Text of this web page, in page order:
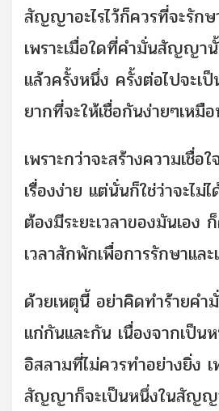
สัญญาอะไรไว้ก็ควรที่จะรักษ
เพราะเมื่อใดที่คำมั่นสัญญา
แล้วครั้งหนึ่ง ครั้งต่อไปจะเ
ยากที่จะให้เชื่อกันง่ายๆเหมื
เพราะกว่าจะสร้างความเชื่อ
เรื่องง่าย แต่นั่นก็ใช่ว่าจะไม่
ต้องมีระยะเวลาของมันเอง
เวลาสักพักเพื่อการรักษาและ
ด้วยเหตุนี้ อย่าคิดทำร้ายค
แก่กันและกัน เนื่องจากเป็น
อิสลามที่ไม่ควรทำอย่างยิ่ง
สัญญาก็จะเป็นหนึ่งในสัญญ